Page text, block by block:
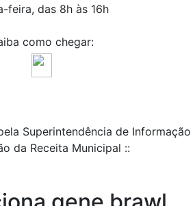
feira, das 8h às 16h
como chegar:
Superintendência de Informação
da Receita Municipal ::